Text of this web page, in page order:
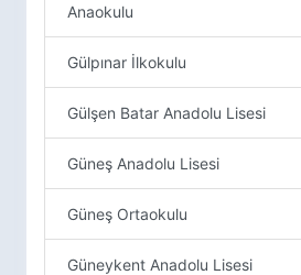
Anaokulu
Gülpınar İlkokulu
Gülşen Batar Anadolu Lisesi
Güneş Anadolu Lisesi
Güneş Ortaokulu
Güneykent Anadolu Lisesi